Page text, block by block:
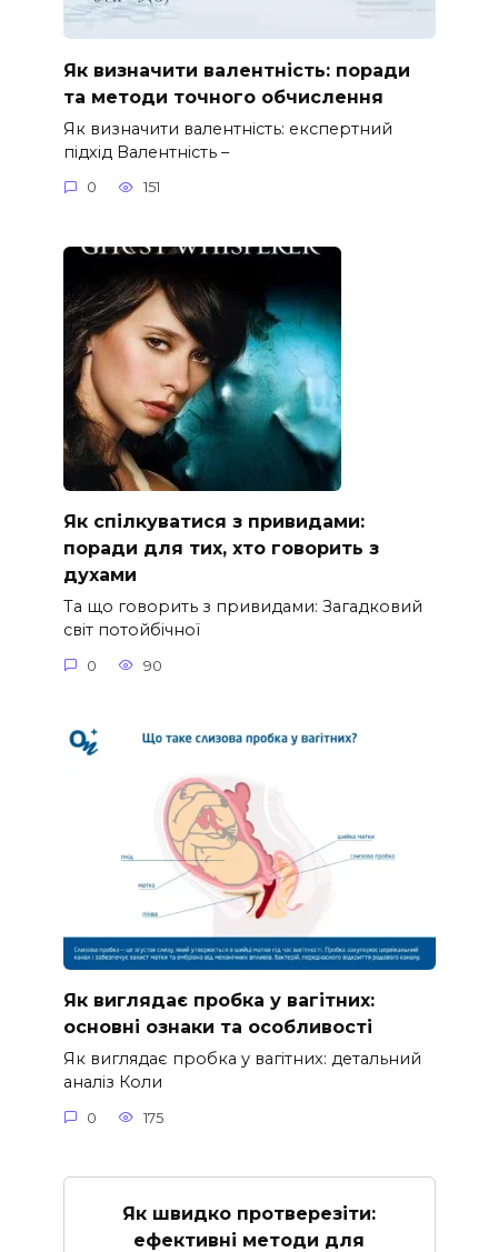
Як визначити валентність: поради
та методи точного обчислення
Як визначити валентність: експертний
підхід Валентність –
0 151
Як спілкуватися з привидами:
поради для тих, хто говорить з
духами
Та що говорить з привидами: Загадковий
світ потойбічної
0 90
Як виглядає пробка у вагітних:
основні ознаки та особливості
Як виглядає пробка у вагітних: детальний
аналіз Коли
0 175
Як швидко протверезіти:
ефективні методи для